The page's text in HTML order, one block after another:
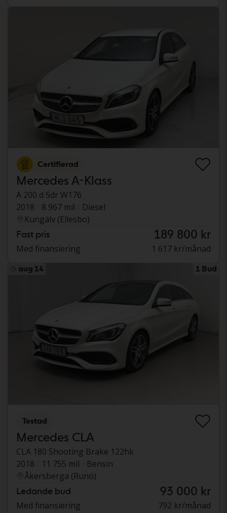
Certifierad
Mercedes A-Klass
A 200 d 5dr W176
2018
8 967 mil
Diesel
Kungälv (Ellesbo)
Fast pris 189 800 kr
Med finansiering 1 617 kr/månad
aug 14 1 Bud
Testad
Mercedes CLA
CLA 180 Shooting Brake 122hk
2018
11 755 mil
Bensin
Åkersberga (Runö)
Ledande bud 93 000 kr
Med finansiering 792 kr/månad